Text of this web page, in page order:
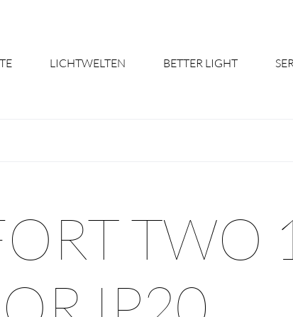
LICHTWELTEN BETTER LIGHT
Licht nach Maß - Ihr Mehrwert
Downloads &
TWO